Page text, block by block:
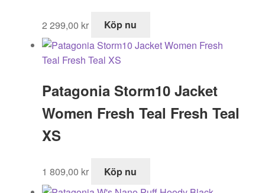
2 299,00 kr Köp nu
Patagonia Storm10 Jacket
Women Fresh Teal Fresh Teal
XS
1 809,00 kr Köp nu